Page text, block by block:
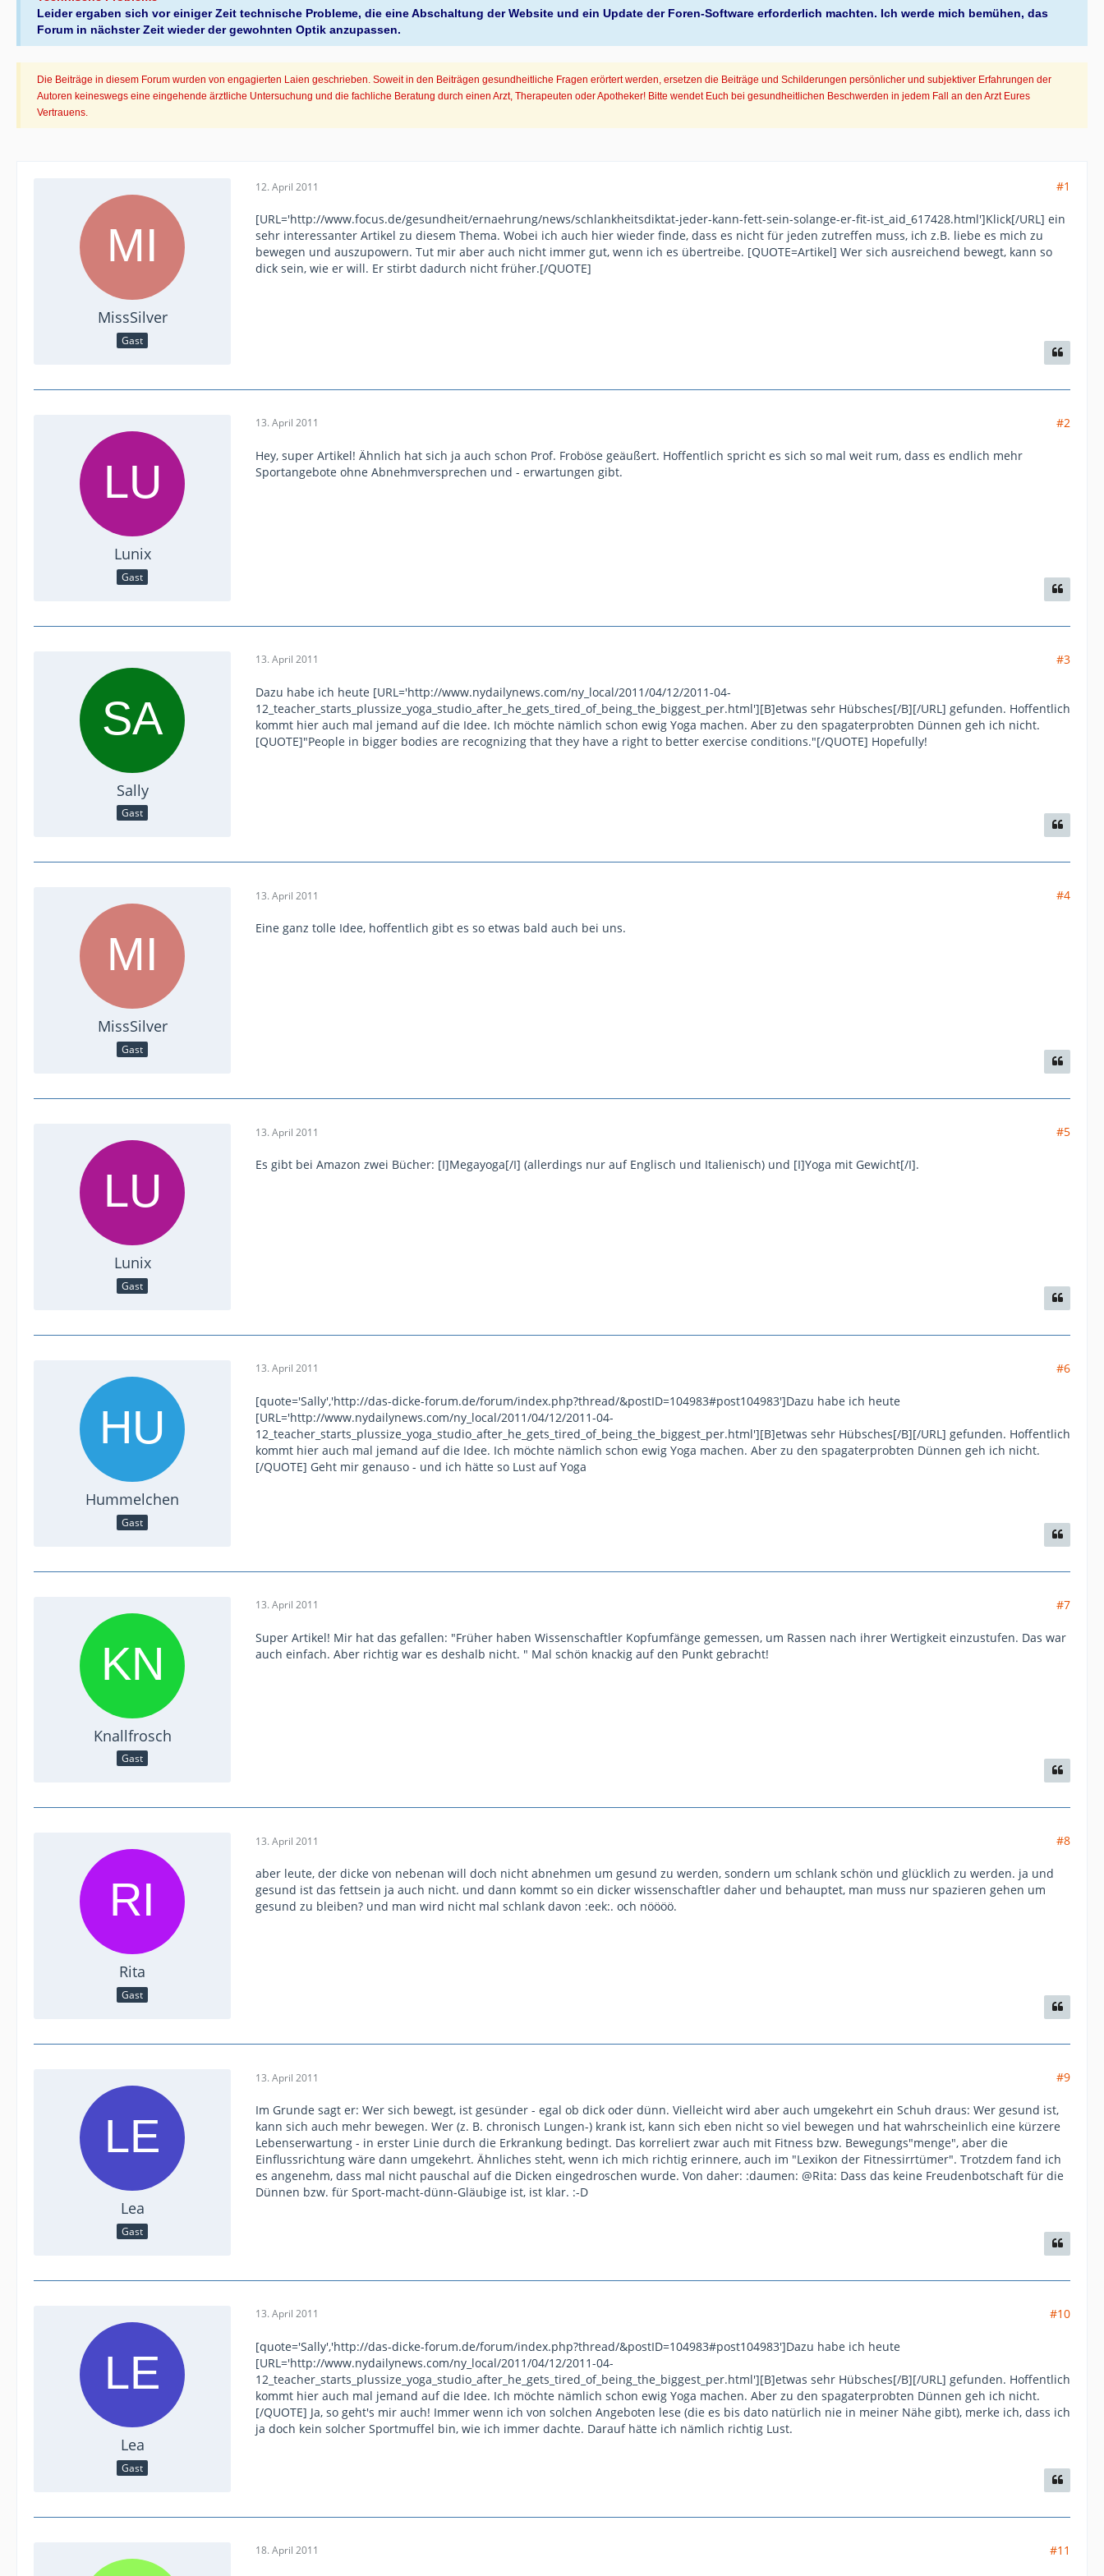
Leider ergaben sich vor einiger Zeit technische Probleme, die eine Abschaltung der Website und ein Update der Foren-Software erforderlich machten. Ich werde mich bemühen, das
Forum in nächster Zeit wieder der gewohnten Optik anzupassen.
Die Beiträge in diesem Forum wurden von engagierten Laien geschrieben. Soweit in den Beiträgen gesundheitliche Fragen erörtert werden, ersetzen die Beiträge und Schilderungen persönlicher und subjektiver Erfahrungen der
Autoren keineswegs eine eingehende ärztliche Untersuchung und die fachliche Beratung durch einen Arzt, Therapeuten oder Apotheker! Bitte wendet Euch bei gesundheitlichen Beschwerden in jedem Fall an den Arzt Eures
Vertrauens.
MissSilver
Gast
12. April 2011 #1
[URL='http://www.focus.de/gesundheit/ernaehrung/news/schlankheitsdiktat-jeder-kann-fett-sein-solange-er-fit-ist_aid_617428.html']Klick[/URL] ein
sehr interessanter Artikel zu diesem Thema. Wobei ich auch hier wieder finde, dass es nicht für jeden zutreffen muss, ich z.B. liebe es mich zu
bewegen und auszupowern. Tut mir aber auch nicht immer gut, wenn ich es übertreibe. [QUOTE=Artikel] Wer sich ausreichend bewegt, kann so
dick sein, wie er will. Er stirbt dadurch nicht früher.[/QUOTE]
Lunix
Gast
13. April 2011 #2
Hey, super Artikel! Ähnlich hat sich ja auch schon Prof. Froböse geäußert. Hoffentlich spricht es sich so mal weit rum, dass es endlich mehr
Sportangebote ohne Abnehmversprechen und - erwartungen gibt.
Sally
Gast
13. April 2011 #3
Dazu habe ich heute [URL='http://www.nydailynews.com/ny_local/2011/04/12/2011-04-
12_teacher_starts_plussize_yoga_studio_after_he_gets_tired_of_being_the_biggest_per.html'][B]etwas sehr Hübsches[/B][/URL] gefunden. Hoffentlich
kommt hier auch mal jemand auf die Idee. Ich möchte nämlich schon ewig Yoga machen. Aber zu den spagaterprobten Dünnen geh ich nicht.
[QUOTE]"People in bigger bodies are recognizing that they have a right to better exercise conditions."[/QUOTE] Hopefully!
MissSilver
Gast
13. April 2011 #4
Eine ganz tolle Idee, hoffentlich gibt es so etwas bald auch bei uns.
Lunix
Gast
13. April 2011 #5
Es gibt bei Amazon zwei Bücher: [I]Megayoga[/I] (allerdings nur auf Englisch und Italienisch) und [I]Yoga mit Gewicht[/I].
Hummelchen
Gast
13. April 2011 #6
[quote='Sally','http://das-dicke-forum.de/forum/index.php?thread/&postID=104983#post104983']Dazu habe ich heute
[URL='http://www.nydailynews.com/ny_local/2011/04/12/2011-04-
12_teacher_starts_plussize_yoga_studio_after_he_gets_tired_of_being_the_biggest_per.html'][B]etwas sehr Hübsches[/B][/URL] gefunden. Hoffentlich
kommt hier auch mal jemand auf die Idee. Ich möchte nämlich schon ewig Yoga machen. Aber zu den spagaterprobten Dünnen geh ich nicht.
[/QUOTE] Geht mir genauso - und ich hätte so Lust auf Yoga
Knallfrosch
Gast
13. April 2011 #7
Super Artikel! Mir hat das gefallen: "Früher haben Wissenschaftler Kopfumfänge gemessen, um Rassen nach ihrer Wertigkeit einzustufen. Das war
auch einfach. Aber richtig war es deshalb nicht. " Mal schön knackig auf den Punkt gebracht!
Rita
Gast
13. April 2011 #8
aber leute, der dicke von nebenan will doch nicht abnehmen um gesund zu werden, sondern um schlank schön und glücklich zu werden. ja und
gesund ist das fettsein ja auch nicht. und dann kommt so ein dicker wissenschaftler daher und behauptet, man muss nur spazieren gehen um
gesund zu bleiben? und man wird nicht mal schlank davon :eek:. och nöööö.
Lea
Gast
13. April 2011 #9
Im Grunde sagt er: Wer sich bewegt, ist gesünder - egal ob dick oder dünn. Vielleicht wird aber auch umgekehrt ein Schuh draus: Wer gesund ist,
kann sich auch mehr bewegen. Wer (z. B. chronisch Lungen-) krank ist, kann sich eben nicht so viel bewegen und hat wahrscheinlich eine kürzere
Lebenserwartung - in erster Linie durch die Erkrankung bedingt. Das korreliert zwar auch mit Fitness bzw. Bewegungs"menge", aber die
Einflussrichtung wäre dann umgekehrt. Ähnliches steht, wenn ich mich richtig erinnere, auch im "Lexikon der Fitnessirrtümer". Trotzdem fand ich
es angenehm, dass mal nicht pauschal auf die Dicken eingedroschen wurde. Von daher: :daumen: @Rita: Dass das keine Freudenbotschaft für die
Dünnen bzw. für Sport-macht-dünn-Gläubige ist, ist klar. :-D
Lea
Gast
13. April 2011 #10
[quote='Sally','http://das-dicke-forum.de/forum/index.php?thread/&postID=104983#post104983']Dazu habe ich heute
[URL='http://www.nydailynews.com/ny_local/2011/04/12/2011-04-
12_teacher_starts_plussize_yoga_studio_after_he_gets_tired_of_being_the_biggest_per.html'][B]etwas sehr Hübsches[/B][/URL] gefunden. Hoffentlich
kommt hier auch mal jemand auf die Idee. Ich möchte nämlich schon ewig Yoga machen. Aber zu den spagaterprobten Dünnen geh ich nicht.
[/QUOTE] Ja, so geht's mir auch! Immer wenn ich von solchen Angeboten lese (die es bis dato natürlich nie in meiner Nähe gibt), merke ich, dass ich
ja doch kein solcher Sportmuffel bin, wie ich immer dachte. Darauf hätte ich nämlich richtig Lust.
18. April 2011 #11